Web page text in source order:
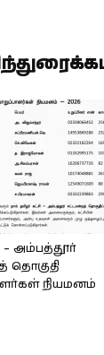
அம்பத்தூர்
தொகுதி
நியமனம்